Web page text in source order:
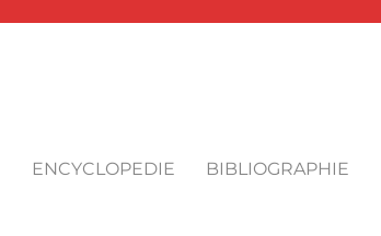
ENCYCLOPEDIE BIBLIOGRAPHIE